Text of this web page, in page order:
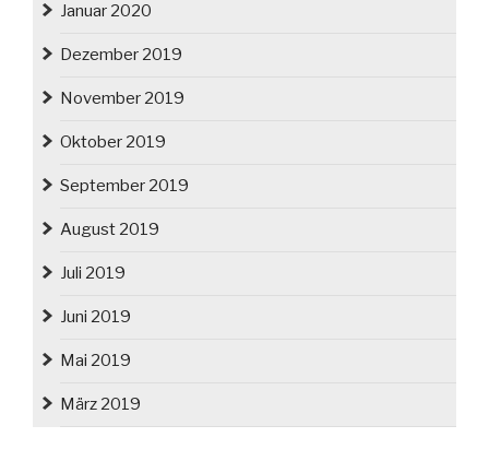
Januar 2020
Dezember 2019
November 2019
Oktober 2019
September 2019
August 2019
Juli 2019
Juni 2019
Mai 2019
März 2019